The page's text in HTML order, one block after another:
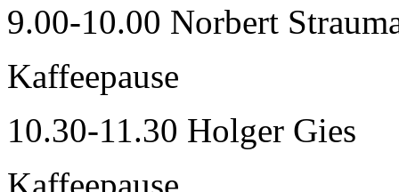
9.00-10.00 Norbert
Kaffeepause
10.30-11.30 Holger Gies
Kaffeepause